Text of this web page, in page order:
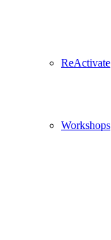
ReActivate
Workshops